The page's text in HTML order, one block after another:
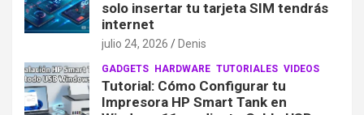
solo insertar tu tarjeta SIM tendrás
internet
julio 24, 2026 Denis
GADGETS HARDWARE TUTORIALES VIDEOS
Tutorial: Cómo Configurar tu
Impresora HP Smart Tank en